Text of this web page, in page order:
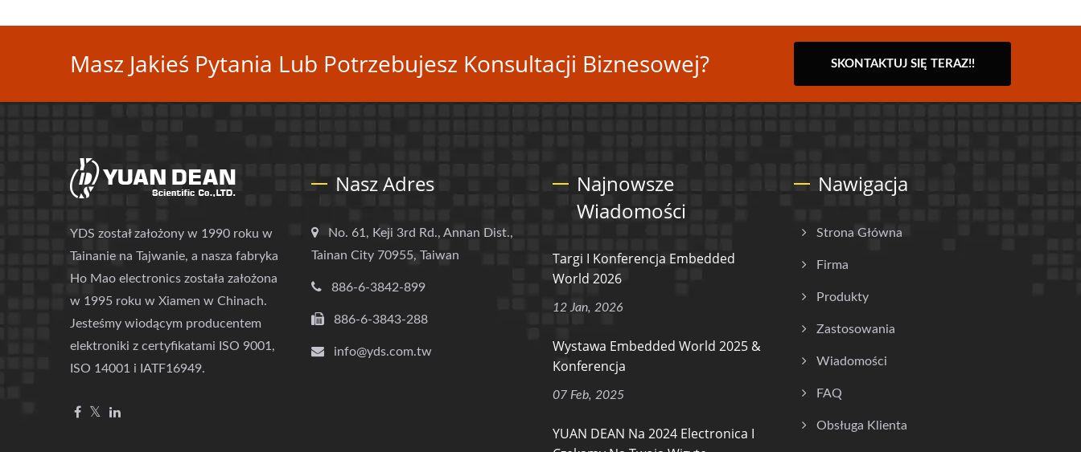
Masz Jakieś Pytania Lub Potrzebujesz Konsultacji Biznesowej? SKONTAKTUJ SIĘ TERAZ!!
YDS został założony w 1990 roku w
Tainanie na Tajwanie, a nasza fabryka
Ho Mao electronics została założona
w 1995 roku w Xiamen w Chinach.
Jesteśmy wiodącym producentem
elektroniki z certyfikatami ISO 9001,
ISO 14001 i IATF16949.
Nasz Adres
No. 61, Keji 3rd Rd., Annan Dist.,
Tainan City 70955, Taiwan
886-6-3842-899
886-6-3843-288
info@yds.com.tw
Najnowsze
Wiadomości
Targi I Konferencja Embedded
World 2026
12 Jan, 2026
Wystawa Embedded World 2025 &
Konferencja
07 Feb, 2025
YUAN DEAN Na 2024 Electronica I
Nawigacja
Strona Główna
Firma
Produkty
Zastosowania
Wiadomości
FAQ
Obsługa Klienta